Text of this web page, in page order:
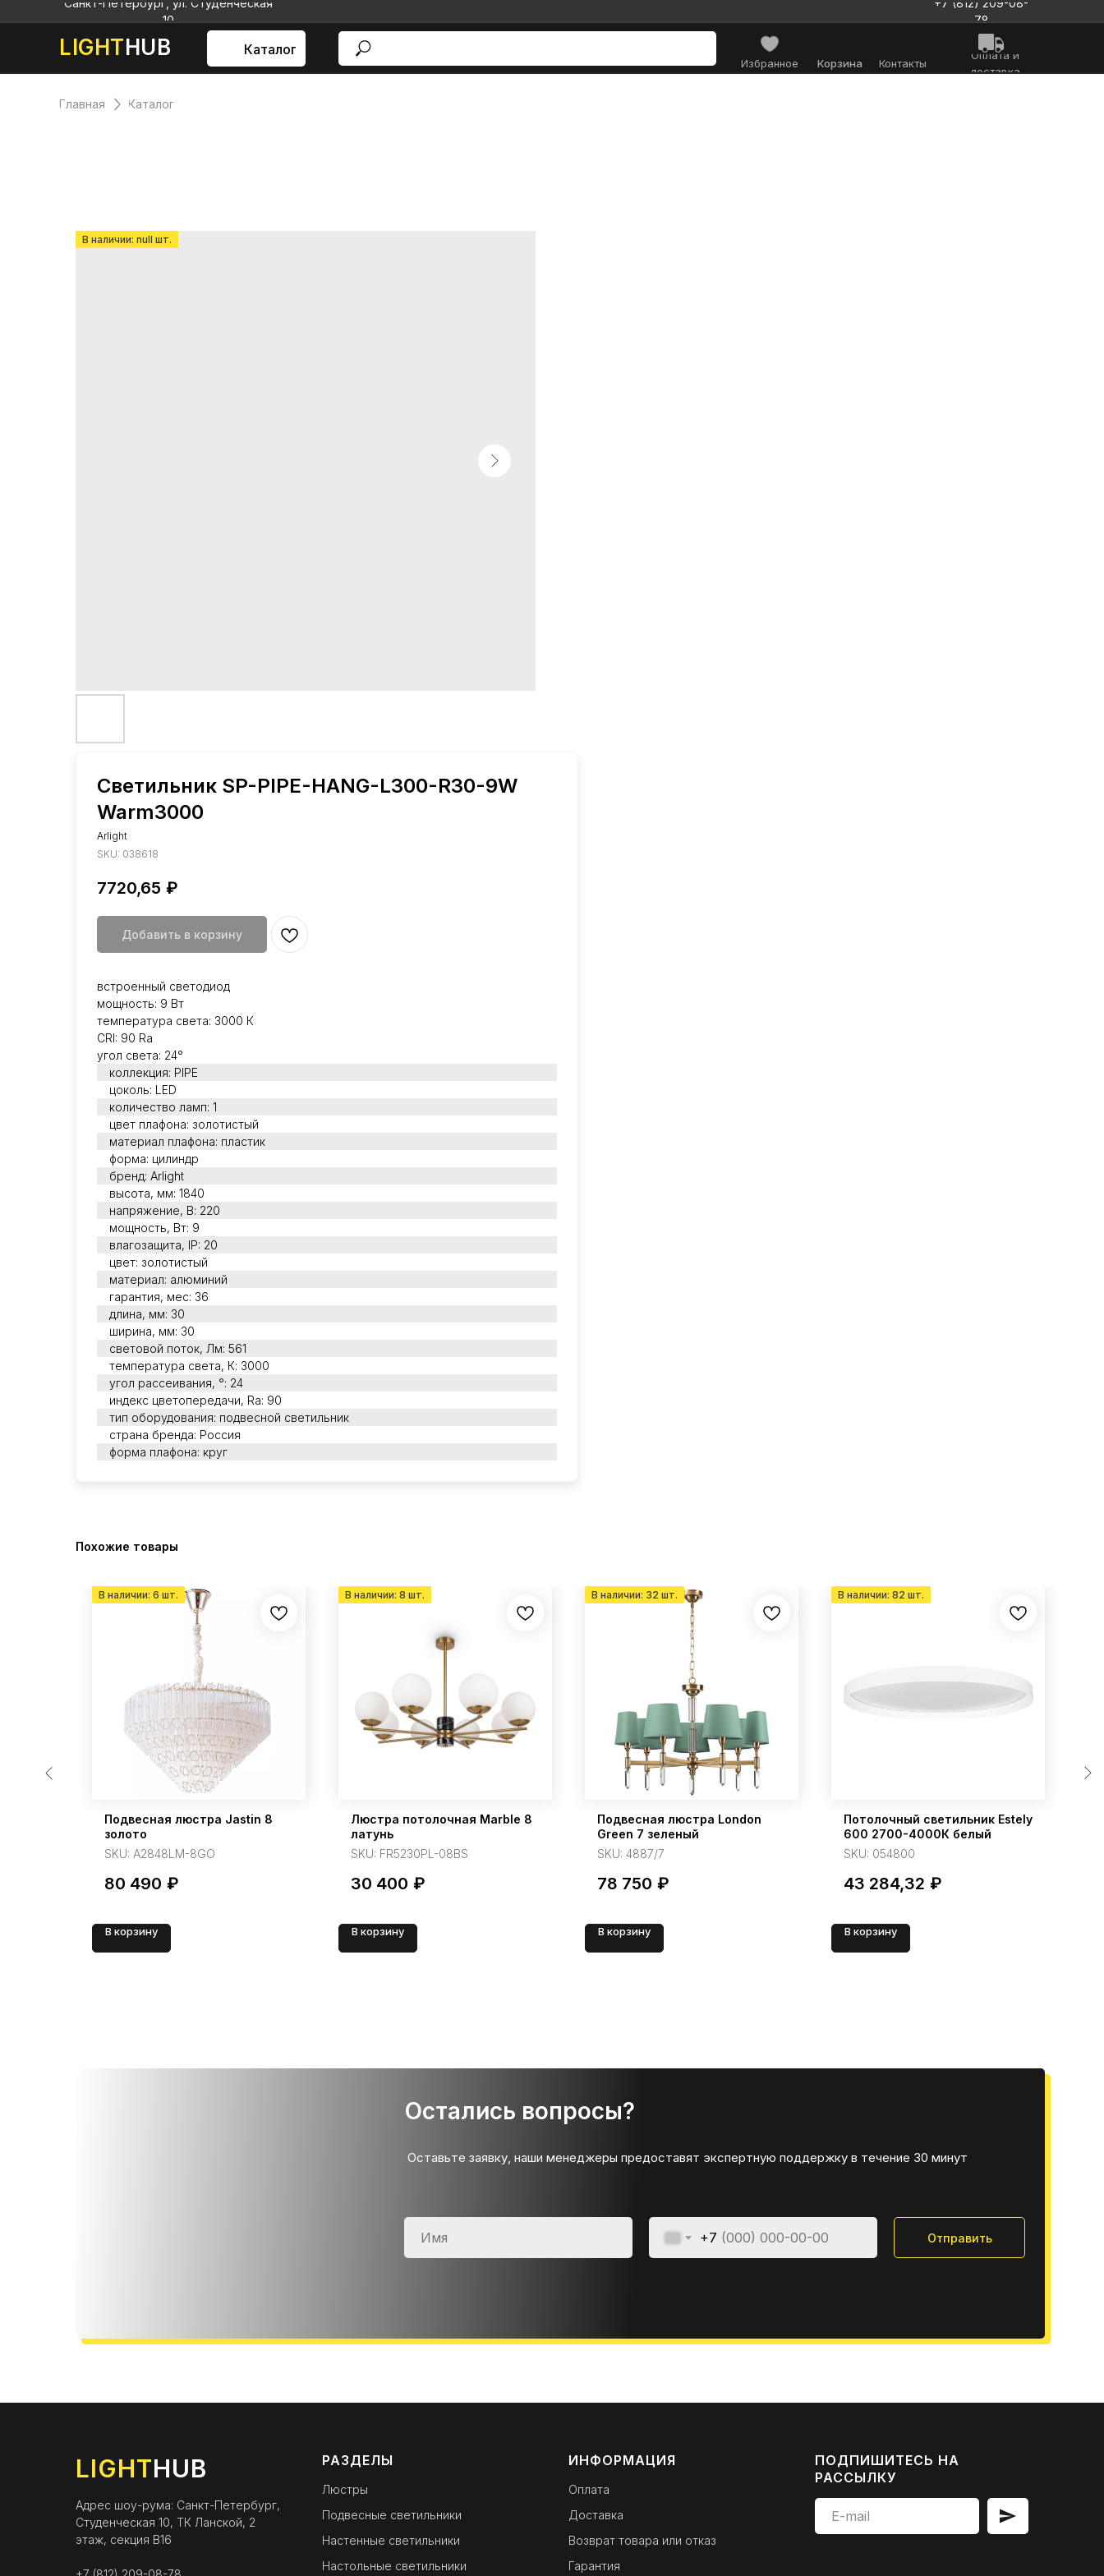
LIGHTHUB
+7 (812) 209-08-
78
Санкт-Петербург, ул. Студенческая
10
Оплата и
доставка
Контакты
Избранное
Каталог
Корзина
Каталог
Главная
Светильник SP-PIPE-HANG-L300-R30-9W
Warm3000
Arlight
SKU: 038618
7720,65 ₽
Добавить в корзину
встроенный светодиод
мощность: 9 Вт
температура света: 3000 К
CRI: 90 Ra
угол света: 24°
коллекция: PIPE
цоколь: LED
количество ламп: 1
цвет плафона: золотистый
материал плафона: пластик
форма: цилиндр
бренд: Arlight
высота, мм: 1840
напряжение, В: 220
мощность, Вт: 9
влагозащита, IP: 20
цвет: золотистый
материал: алюминий
гарантия, мес: 36
длина, мм: 30
ширина, мм: 30
световой поток, Лм: 561
температура света, К: 3000
угол рассеивания, °: 24
индекс цветопередачи, Ra: 90
тип оборудования: подвесной светильник
страна бренда: Россия
форма плафона: круг
Похожие товары
Подвесная люстра Jastin 8
золото
SKU: A2848LM-8GO
80 490 ₽
В корзину
Люстра потолочная Marble 8
латунь
SKU: FR5230PL-08BS
30 400 ₽
В корзину
Подвесная люстра London
Green 7 зеленый
SKU: 4887/7
78 750 ₽
В корзину
Потолочный светильник Estely
600 2700-4000К белый
SKU: 054800
43 284,32 ₽
В корзину
Остались вопросы?
+7 Отправить
Оставьте заявку, наши менеджеры предоставят экспертную поддержку в течение 30 минут
LIGHTHUB
Адрес шоу-рума: Санкт-Петербург,
Студенческая 10, ТК Ланской, 2
этаж, секция B16
РАЗДЕЛЫ
Люстры
Подвесные светильники
Настенные светильники
Настольные светильники
ИНФОРМАЦИЯ
Оплата
Доставка
Возврат товара или отказ
Гарантия
ПОДПИШИТЕСЬ НА
РАССЫЛКУ